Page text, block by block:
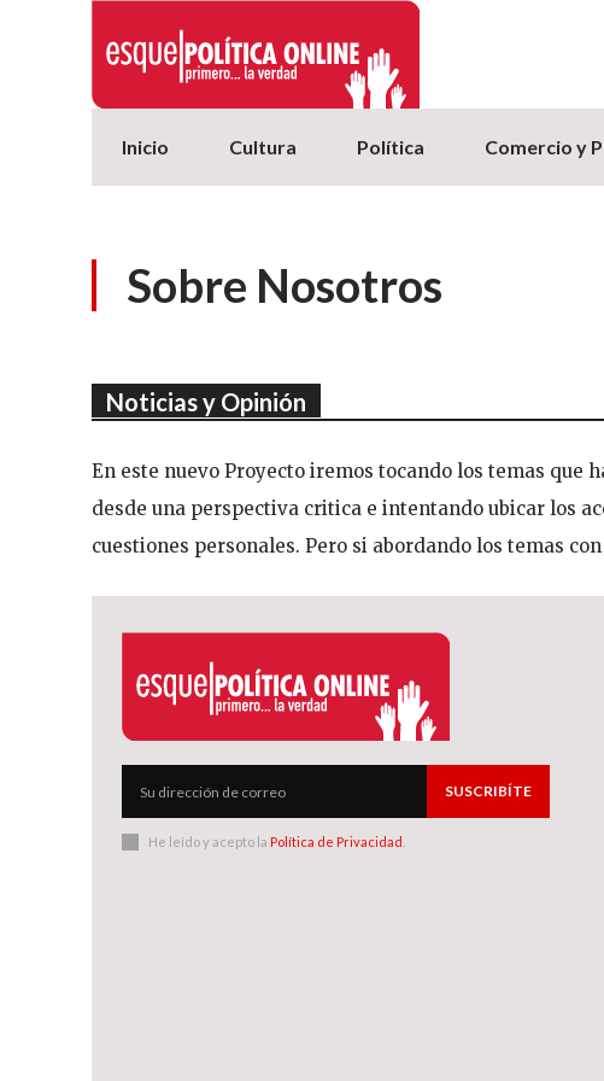
Inicio Cultura Política Comercio y
Sobre Nosotros
Noticias y Opinión
En este nuevo Proyecto iremos tocando los temas
desde una perspectiva critica e intentando ubicar los
cuestiones personales. Pero si abordando los temas
SUSCRIBÍTE
He leído y acepto la Política de Privacidad